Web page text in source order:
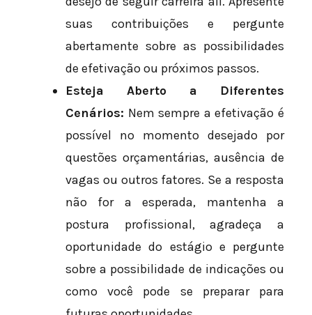
suas contribuições e pergunte
abertamente sobre as possibilidades
de efetivação ou próximos passos.
Esteja Aberto a Diferentes
Cenários: Nem sempre a efetivação é
possível no momento desejado por
questões orçamentárias, ausência de
vagas ou outros fatores. Se a resposta
não for a esperada, mantenha a
postura profissional, agradeça a
oportunidade do estágio e pergunte
sobre a possibilidade de indicações ou
como você pode se preparar para